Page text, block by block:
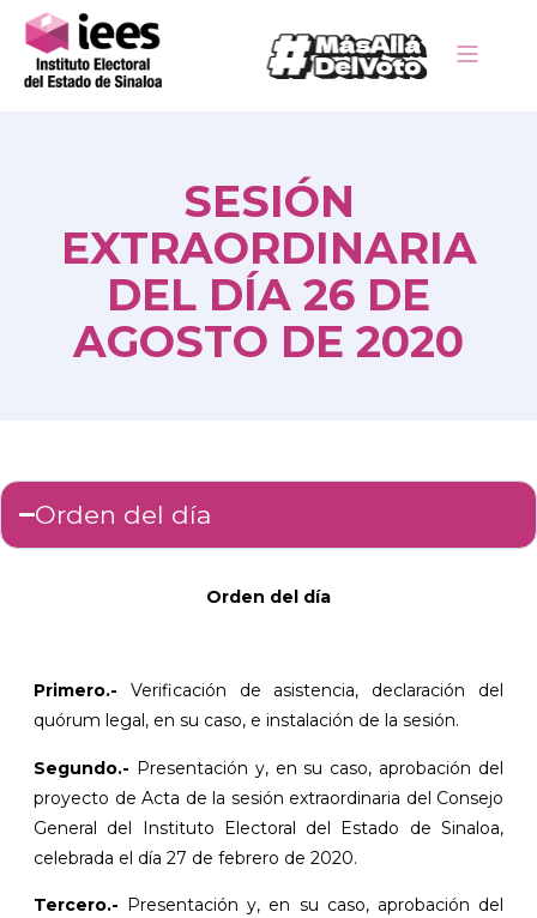
SESIÓN
EXTRAORDINARIA
DEL DÍA 26 DE
AGOSTO DE 2020
Orden del día
Orden del día
Primero.- Verificación de asistencia, declaración del
quórum legal, en su caso, e instalación de la sesión.
Segundo.- Presentación y, en su caso, aprobación del
proyecto de Acta de la sesión extraordinaria del Consejo
General del Instituto Electoral del Estado de Sinaloa,
celebrada el día 27 de febrero de 2020.
Tercero.- Presentación y, en su caso, aprobación del